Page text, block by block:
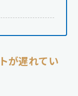
が遅れてい